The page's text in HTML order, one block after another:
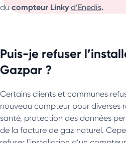
du compteur Linkyd’Enedis.
Puis-je refuser
Gazpar ?
Certains clients et communes
nouveau compteur pour diverses
santé, protection des données
de la facture de gaz naturel.